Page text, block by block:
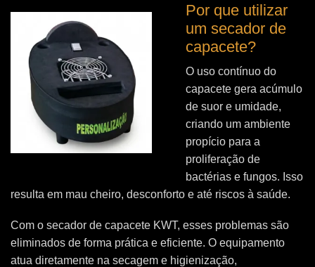
Por que utilizar
um secador de
capacete?
O uso contínuo do
capacete gera acúmulo
de suor e umidade,
criando um ambiente
propício para a
proliferação de
bactérias e fungos. Isso
resulta em mau cheiro, desconforto e até riscos à saúde.
Com o secador de capacete KWT, esses problemas são
eliminados de forma prática e eficiente. O equipamento
atua diretamente na secagem e higienização,